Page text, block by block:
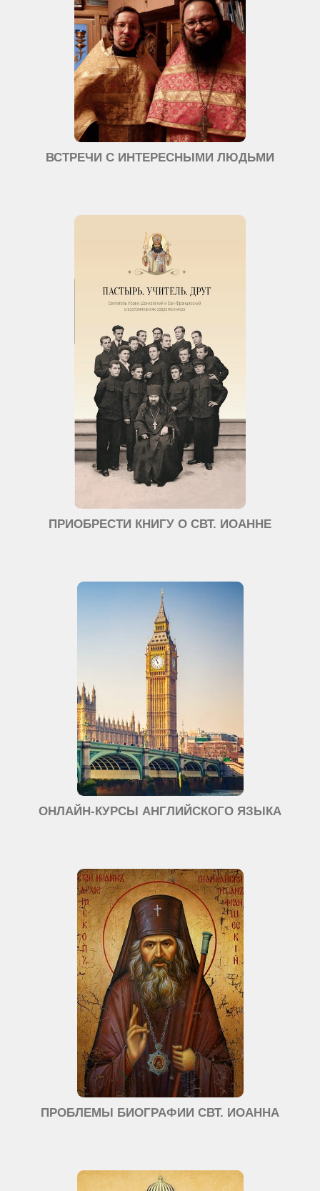
ВСТРЕЧИ С ИНТЕРЕСНЫМИ ЛЮДЬМИ
ПРИОБРЕСТИ КНИГУ О СВТ. ИОАННЕ
ОНЛАЙН-КУРСЫ АНГЛИЙСКОГО ЯЗЫКА
ПРОБЛЕМЫ БИОГРАФИИ СВТ. ИОАННА